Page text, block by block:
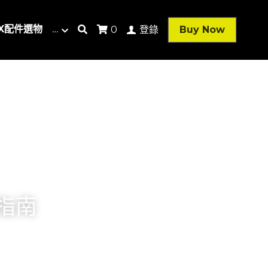
配件選物 … 0 登錄 Buy Now
南